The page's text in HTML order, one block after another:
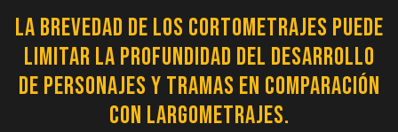
La brevedad de los cortometrajes puede
limitar la profundidad del desarrollo
de personajes y tramas en comparación
con largometrajes.